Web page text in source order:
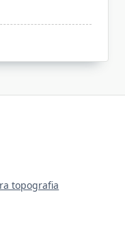
topografia